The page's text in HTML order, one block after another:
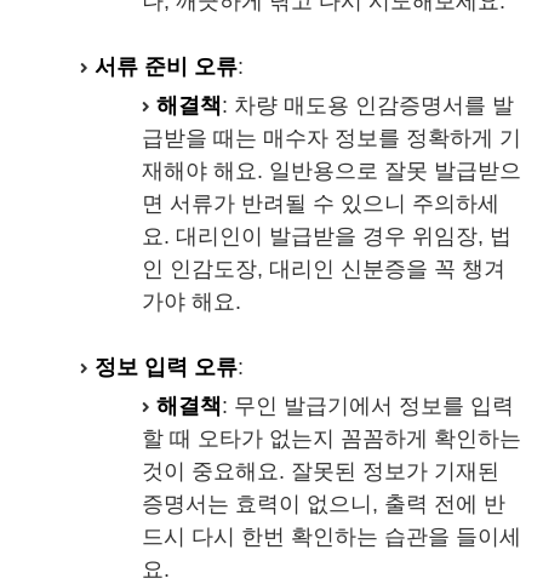
서류 준비 오류:
해결책: 차량 매도용 인감증명서를 발
급받을 때는 매수자 정보를 정확하게 기
재해야 해요. 일반용으로 잘못 발급받으
면 서류가 반려될 수 있으니 주의하세
요. 대리인이 발급받을 경우 위임장, 법
인 인감도장, 대리인 신분증을 꼭 챙겨
가야 해요.
정보 입력 오류:
해결책: 무인 발급기에서 정보를 입력
할 때 오타가 없는지 꼼꼼하게 확인하는
것이 중요해요. 잘못된 정보가 기재된
증명서는 효력이 없으니, 출력 전에 반
드시 다시 한번 확인하는 습관을 들이세
요.